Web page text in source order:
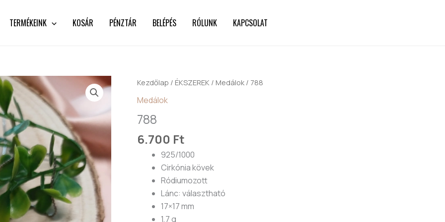
TERMÉKEINK KOSÁR PÉNZTÁR BELÉPÉS RÓLUNK KAPCSOLAT
Kezdőlap / ÉKSZEREK / Medálok / 788
Medálok
788
6.700 Ft
925/1000
Cirkónia kövek
Ródiumozott
Lánc: választható
17×17 mm
1,7 g
788
mennyiség